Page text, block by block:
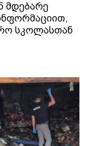
მდებარე
სკოლასთან